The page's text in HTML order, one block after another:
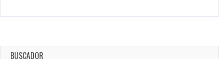
BUSCADOR